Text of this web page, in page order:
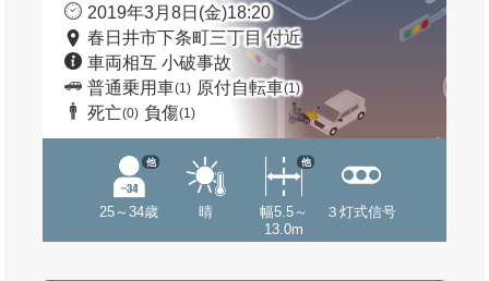
2019年3月8日(金)18:20
春日井市下条町三丁目 付近
車両相互 小破事故
普通乗用車(1) 原付自転車(1)
死亡(0) 負傷(1)
25～34歳
他
晴
幅5.5～
13.0m
他
３灯式信号